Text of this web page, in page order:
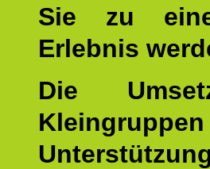
Sie zu
Erlebnis
Die